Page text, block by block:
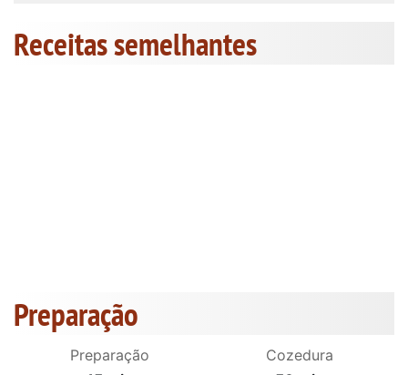
Receitas semelhantes
Preparação
Preparação
Cozedura